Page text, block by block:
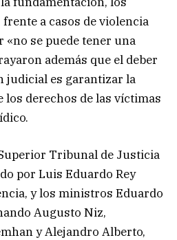
a casos de violencia
«no se puede tener una
además que el deber
judicial es garantizar la
los derechos de las víctimas
Tribunal de Justicia
por Luis Eduardo Rey
y los ministros Eduardo
Augusto Niz,
y Alejandro Alberto,